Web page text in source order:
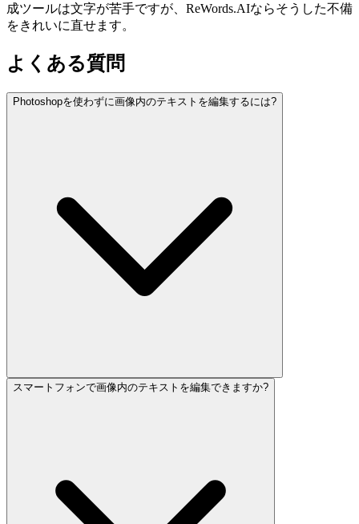
成ツールは文字が苦手ですが、ReWords.AIならそうした不備
をきれいに直せます。
よくある質問
Photoshopを使わずに画像内のテキストを編集するには?
スマートフォンで画像内のテキストを編集できますか?